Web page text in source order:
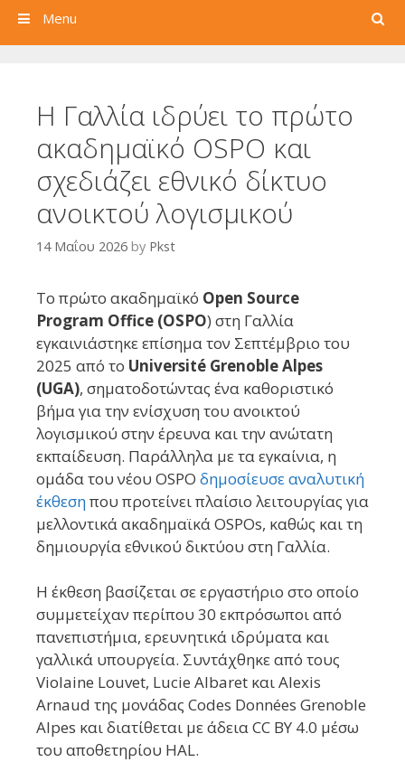
Search
Menu
Η Γαλλία ιδρύει το πρώτο
ακαδημαϊκό OSPO και
σχεδιάζει εθνικό δίκτυο
ανοικτού λογισμικού
14 Μαΐου 2026 by Pkst
Το πρώτο ακαδημαϊκό Open Source
Program Office (OSPO) στη Γαλλία
εγκαινιάστηκε επίσημα τον Σεπτέμβριο του
2025 από το Université Grenoble Alpes
(UGA), σηματοδοτώντας ένα καθοριστικό
βήμα για την ενίσχυση του ανοικτού
λογισμικού στην έρευνα και την ανώτατη
εκπαίδευση. Παράλληλα με τα εγκαίνια, η
ομάδα του νέου OSPO δημοσίευσε αναλυτική
έκθεσηπου προτείνει πλαίσιο λειτουργίας για
μελλοντικά ακαδημαϊκά OSPOs, καθώς και τη
δημιουργία εθνικού δικτύου στη Γαλλία.
Η έκθεση βασίζεται σε εργαστήριο στο οποίο
συμμετείχαν περίπου 30 εκπρόσωποι από
πανεπιστήμια, ερευνητικά ιδρύματα και
γαλλικά υπουργεία. Συντάχθηκε από τους
Violaine Louvet, Lucie Albaret και Alexis
Arnaud της μονάδας Codes Données Grenoble
Alpes και διατίθεται με άδεια CC BY 4.0 μέσω
του αποθετηρίου HAL.